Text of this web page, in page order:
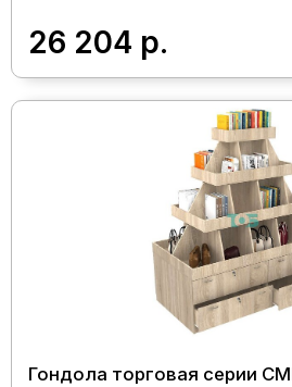
26 204 р.
Гондола торговая серии